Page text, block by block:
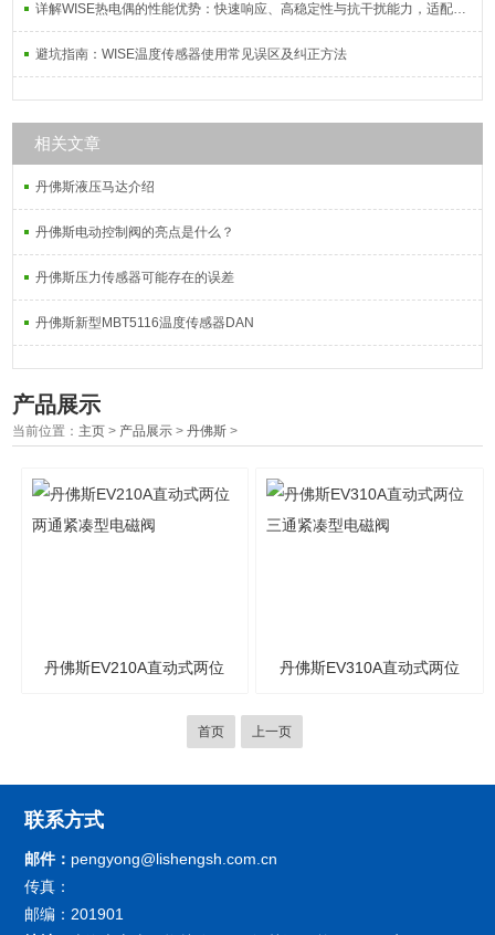
详解WISE热电偶的性能优势：快速响应、高稳定性与抗干扰能力，适配复杂工况需求
避坑指南：WISE温度传感器使用常见误区及纠正方法
相关文章
丹佛斯液压马达介绍
丹佛斯电动控制阀的亮点是什么？
丹佛斯压力传感器可能存在的误差
丹佛斯新型MBT5116温度传感器DAN
产品展示
当前位置： 主页 > 产品展示 >丹佛斯 >
丹佛斯EV210A直动式两位
两通紧凑型电磁阀
丹佛斯EV310A直动式两位
首页 上一页
联系方式
邮件： pengyong@lishengsh.com.cn
传真：
邮编：201901